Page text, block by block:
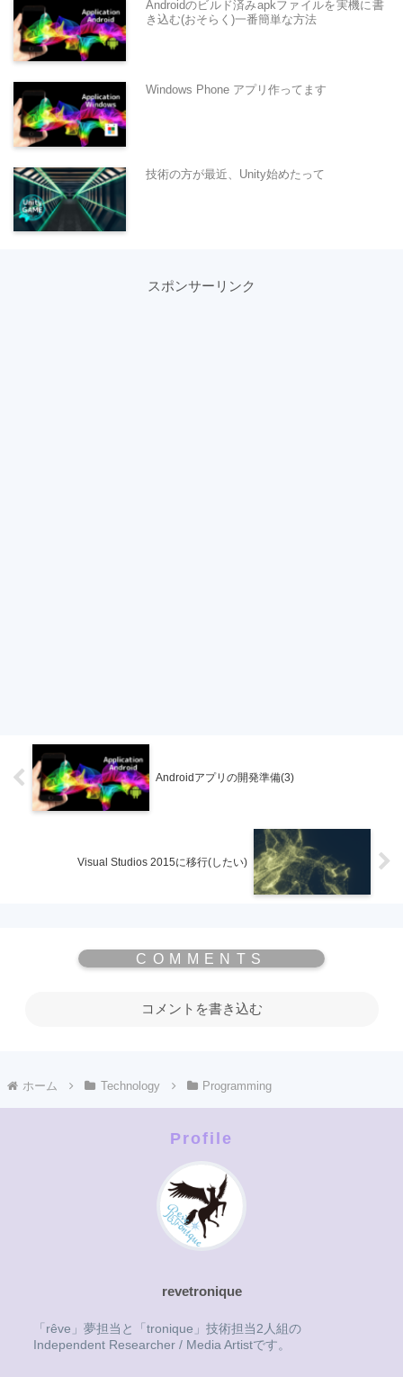
Androidのビルド済みapkファイルを実機に書
き込む(おそらく)一番簡単な方法
Windows Phone アプリ作ってます
技術の方が最近、Unity始めたって
スポンサーリンク
Androidアプリの開発準備(3)
Visual Studios 2015に移行(したい)
コメントを書き込む
ホーム Technology Programming
Profile
revetronique
「rêve」夢担当と「tronique」技術担当2人組の
Independent Researcher / Media Artistです。